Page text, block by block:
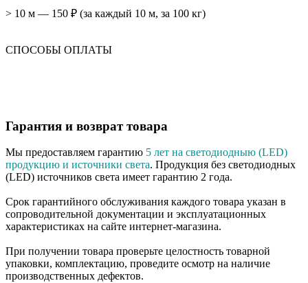
> 10 м — 150 ₽ (за каждый 10 м, за 100 кг)
СПОСОБЫ ОПЛАТЫ
Гарантия и возврат товара
Мы предоставляем гарантию 5 лет на светодиодныю (LED)
продукцию и источники света. Продукция без светодиодных
(LED) источников света имеет гарантию 2 года.
Срок гарантийного обслуживания каждого товара указан в
сопроводительной документации и эксплуатационных
характеристиках на сайте интернет-магазина.
При получении товара проверьте целостность товарной
упаковки, комплектацию, проведите осмотр на наличие
производственных дефектов.